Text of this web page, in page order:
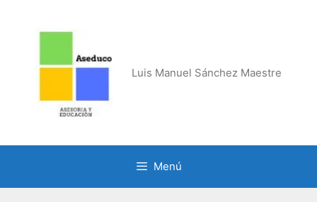
Luis Manuel Sánchez Maestre
Menú